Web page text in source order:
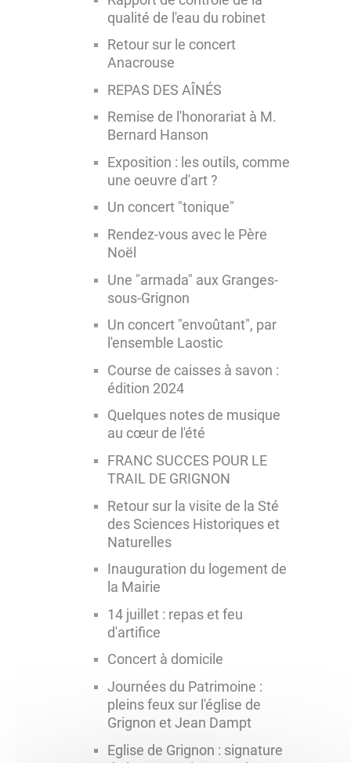
qualité de l'eau du robinet
Retour sur le concert
Anacrouse
REPAS DES AÎNÉS
Remise de l'honorariat à M.
Bernard Hanson
Exposition : les outils, comme
une oeuvre d'art ?
Un concert "tonique"
Rendez-vous avec le Père
Noël
Une "armada" aux Granges-
sous-Grignon
Un concert "envoûtant", par
l'ensemble Laostic
Course de caisses à savon :
édition 2024
Quelques notes de musique
au cœur de l'été
FRANC SUCCES POUR LE
TRAIL DE GRIGNON
Retour sur la visite de la Sté
des Sciences Historiques et
Naturelles
Inauguration du logement de
la Mairie
14 juillet : repas et feu
d'artifice
Concert à domicile
Journées du Patrimoine :
pleins feux sur l'église de
Grignon et Jean Dampt
Eglise de Grignon : signature